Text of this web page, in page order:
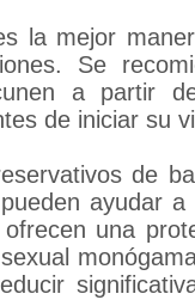
la mejor
Se
a partir
de iniciar su
de
ayudar a
una